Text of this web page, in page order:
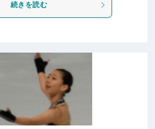
続きを読む